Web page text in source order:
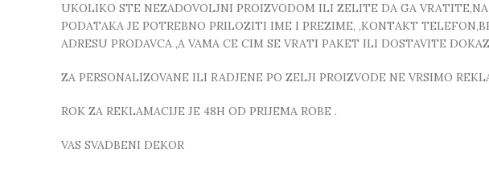
UKOLIKO STE NEZADOVOLJNI PROIZVODOM ILI ZELITE DA GA
PODATAKA JE POTREBNO PRILOZITI IME I PREZIME, ,KONTAKT
ADRESU PRODAVCA ,A VAMA CE CIM SE VRATI PAKET ILI DOSTAVITE
ZA PERSONALIZOVANE ILI RADJENE PO ZELJI PROIZVODE NE VRSIMO
ROK ZA REKLAMACIJE JE 48H OD PRIJEMA ROBE .
VAS SVADBENI DEKOR